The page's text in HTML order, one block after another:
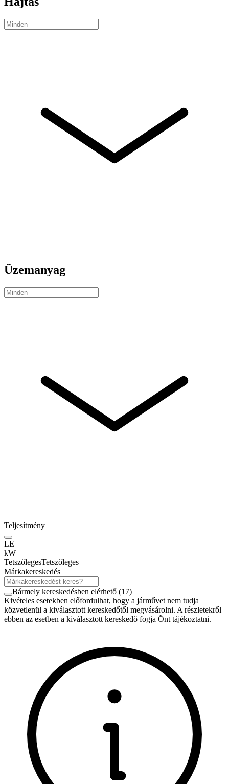
Üzemanyag
Teljesítmény
LE
kW
TetszőlegesTetszőleges
Márkakereskedés
Bármely kereskedésben elérhető (17)
Kivételes esetekben előfordulhat, hogy a járművet nem tudja
közvetlenül a kiválasztott kereskedőtől megvásárolni. A részletekről
ebben az esetben a kiválasztott kereskedő fogja Önt tájékoztatni.